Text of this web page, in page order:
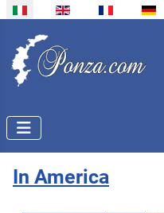
Seleziona la tua lingua
In America